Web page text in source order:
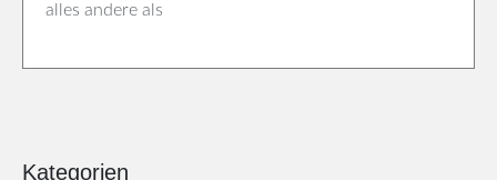
alles andere als
Kategorien